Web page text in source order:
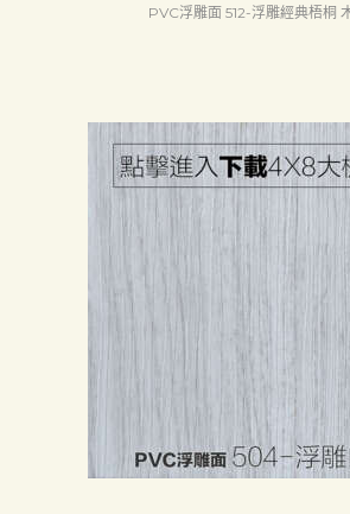
PVC浮雕面 512-浮雕經典梧桐